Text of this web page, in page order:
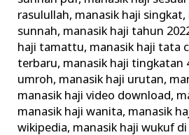
rasulullah, manasik haji singkat,
sunnah, manasik haji tahun
haji tamattu, manasik haji tata
terbaru, manasik haji tingkatan
umroh, manasik haji urutan,
manasik haji video download,
manasik haji wanita, manasik
wikipedia, manasik haji wukuf